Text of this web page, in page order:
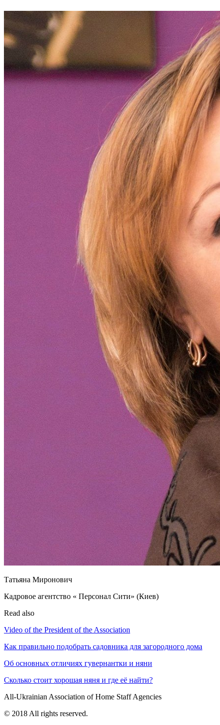
Татьяна Миронович
Кадровое агентство « Персонал Сити» (Киев)
Read also
Video of the President of the Association
Как правильно подобрать садовника для загородного дома
Об основных отличиях гувернантки и няни
Сколько стоит хорошая няня и где её найти?
All-Ukrainian Association of Home Staff Agencies
© 2018 All rights reserved.